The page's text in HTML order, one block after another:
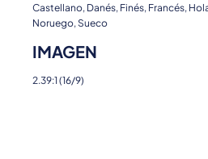
Castellano, Danés, Finés, Francés,
Noruego, Sueco
IMAGEN
2.39:1 (16/9)